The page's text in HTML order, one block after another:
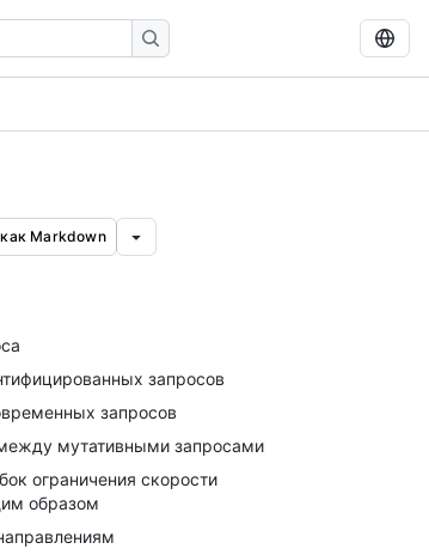
Markdown
запросов
запросов
мутативными запросами
ограничения скорости
образом